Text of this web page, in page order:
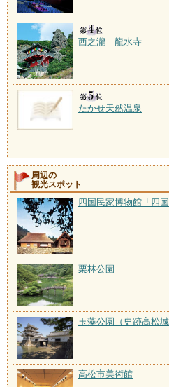
西之瀧 龍水寺
たかせ天然温泉
周辺の
観光スポット
四国民家博物館「四国
栗林公園
玉藻公園（史跡高松城
高松市美術館